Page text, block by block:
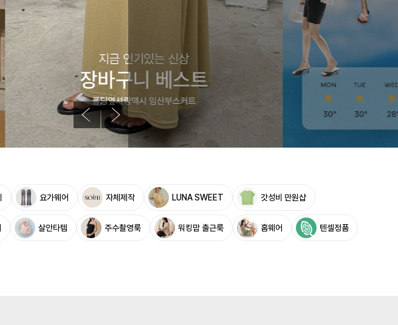
요가웨어 자체제작 LUNA SWEET 갓성비 만원샵
살안타템 주수촬영룩 워킹맘 출근룩 홈웨어 텐셀정품